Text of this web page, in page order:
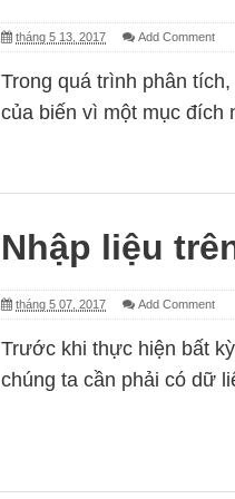
tháng 5 13, 2017 Add Comment
Trong quá trình phân
của biến vì một mục đích
Nhập liệu
tháng 5 07, 2017 Add Comment
Trước khi thực hiện bất
chúng ta cần phải có dữ